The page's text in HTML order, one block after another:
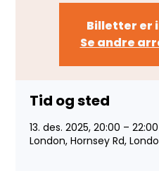
Billetter er
Se andre
Tid og sted
13. des. 2025, 20:00 – 22:00
London, Hornsey Rd,